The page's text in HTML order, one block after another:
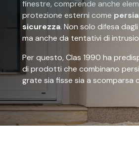
finestre, comprende anche
protezione esterni come
sicurezza. Non solo difesa
ma anche da tentativi di
Per questo, Clas 1990 ha
di prodotti che combinano
grate sia fisse sia a scomparsa